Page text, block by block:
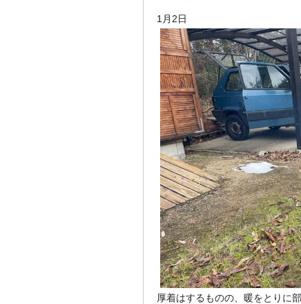
1月2日
厚着はするものの、暖をとりに